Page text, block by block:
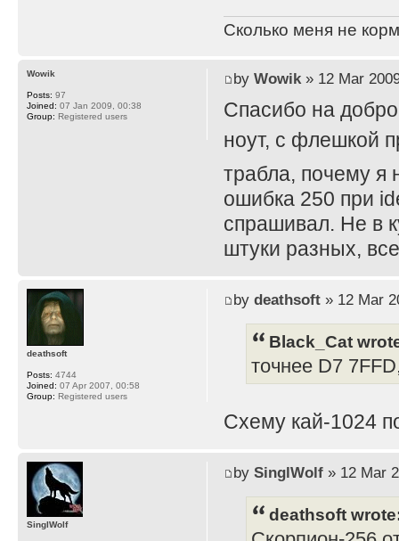
Сколько меня не
by Wowik» 12 Mar
Спасибо на
ноут, с флешкой
трабла, почему я
ошибка 250 при
спрашивал. Не в
штуки разных,
Wowik
Posts: 97
Joined: 07 Jan 2009, 00:38
Group: Registered users
by deathsoft» 12 Mar
Black_Cat
точнее D7
Схему кай-1024
deathsoft
Posts: 4744
Joined: 07 Apr 2007, 00:58
Group: Registered users
by SinglWolf» 12 Mar
deathsoft
SinglWolf